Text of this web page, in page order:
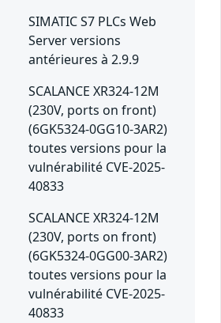
SIMATIC S7 PLCs Web
Server versions
antérieures à 2.9.9
SCALANCE XR324-12M
(230V, ports on front)
(6GK5324-0GG10-3AR2)
toutes versions pour la
vulnérabilité CVE-2025-
40833
SCALANCE XR324-12M
(230V, ports on front)
(6GK5324-0GG00-3AR2)
toutes versions pour la
vulnérabilité CVE-2025-
40833